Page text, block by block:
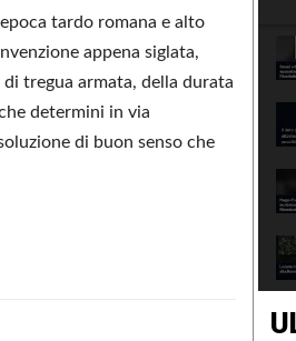
tardo romana e alto
appena siglata,
tregua armata, della durata
determini in via
di buon senso che